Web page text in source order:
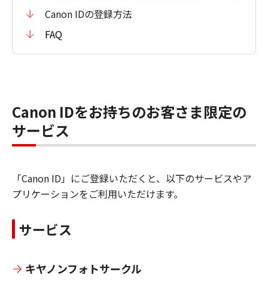
Canon IDの登録方法
FAQ
Canon IDをお持ちのお客さま限定の
サービス
「Canon ID」にご登録いただくと、以下のサービスやア
プリケーションをご利用いただけます。
サービス
キヤノンフォトサークル